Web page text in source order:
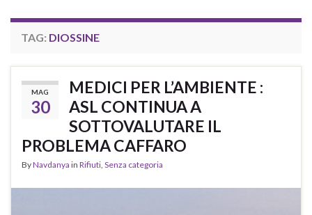
TAG: DIOSSINE
MAG
30
MEDICI PER L’AMBIENTE :
ASL CONTINUA A
SOTTOVALUTARE IL
PROBLEMA CAFFARO
ByNavdanya in Rifiuti, Senza categoria